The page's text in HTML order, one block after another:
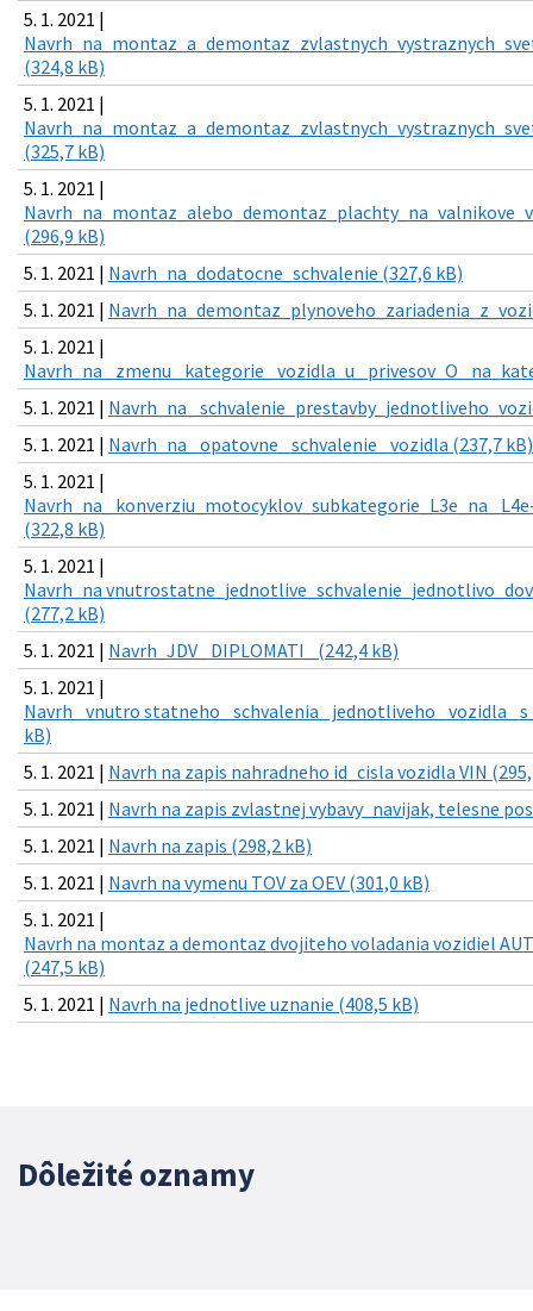
5. 1. 2021 |
(324,8 kB)
5. 1. 2021 |
(325,7 kB)
5. 1. 2021 |
(296,9 kB)
5. 1. 2021 | Navrh_na_dodatocne_schvalenie (327,6 kB)
5. 1. 2021 |
5. 1. 2021 |
Navrh_na_ zmenu_ kategorie_ vozidla_u_ privesov_O_
5. 1. 2021 | Navrh_na_
5. 1. 2021 | Navrh_na_ opatovne_ schvalenie_ vozidla (237,7 kB)
5. 1. 2021 |
Navrh_na_ konverziu_motocyklov_subkategorie_L3e_na_
(322,8 kB)
5. 1. 2021 |
Navrh_na
(277,2 kB)
5. 1. 2021 | Navrh_JDV_ DIPLOMATI_ (242,4 kB)
5. 1. 2021 |
Navrh_ vnutro statneho_ schvalenia_ jednotliveho_ vozidla_
kB)
5. 1. 2021 | Navrh na zapis nahradneho id_cisla vozidla VIN
5. 1. 2021 | Navrh na zapis zvlastnej vybavy_navijak, telesne
5. 1. 2021 | Navrh na zapis (298,2 kB)
5. 1. 2021 | Navrh na vymenu TOV za OEV (301,0 kB)
5. 1. 2021 |
Navrh na montaz a demontaz dvojiteho voladania vozidiel
(247,5 kB)
5. 1. 2021 | Navrh na jednotlive uznanie (408,5 kB)
Dôležité oznamy